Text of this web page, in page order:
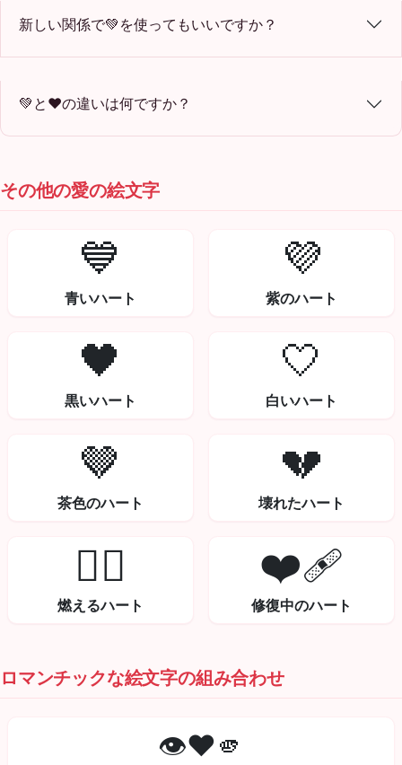
新しい関係で💚を使ってもいいですか？
💚と❤️の違いは何ですか？
その他の愛の絵文字
💙
青いハート
💜
紫のハート
🖤
黒いハート
🤍
白いハート
🤎
茶色のハート
💔
壊れたハート
❤️‍🔥
燃えるハート
❤️‍🩹
修復中のハート
ロマンチックな絵文字の組み合わせ
👁️❤️🫵